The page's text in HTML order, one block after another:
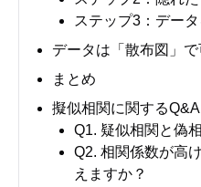
ステップ3：デー
データは「散布図」
まとめ
擬似相関に関するQ&A
Q1. 疑似相関と偽
Q2. 相関係数が高
えますか？